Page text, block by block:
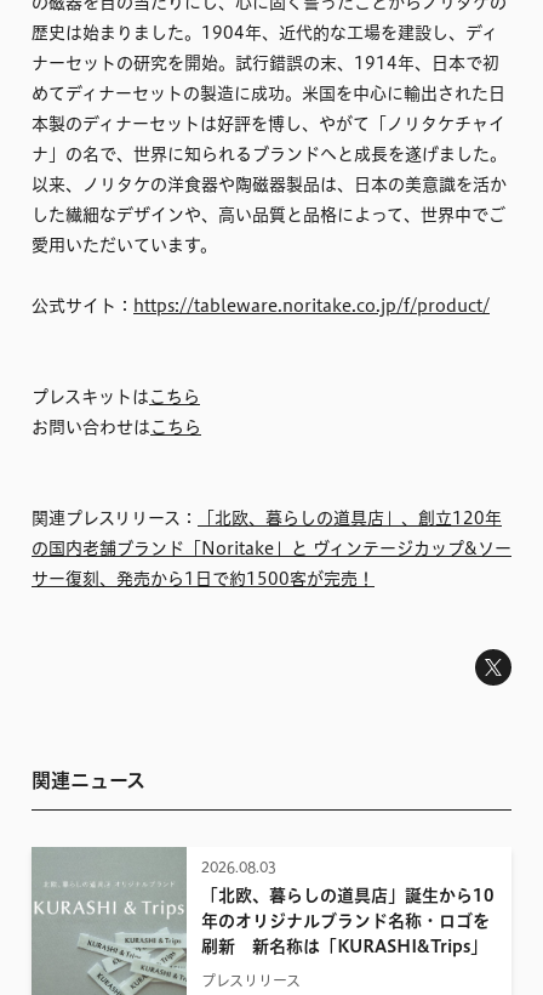
歴史は始まりました。1904年、近代的な工場を建設し、ディ
ナーセットの研究を開始。試行錯誤の末、1914年、日本で初
めてディナーセットの製造に成功。米国を中心に輸出された日
本製のディナーセットは好評を博し、やがて「ノリタケチャイ
ナ」の名で、世界に知られるブランドへと成長を遂げました。
以来、ノリタケの洋食器や陶磁器製品は、日本の美意識を活か
した繊細なデザインや、高い品質と品格によって、世界中でご
愛用いただいています。
公式サイト： https://tableware.noritake.co.jp/f/product/
プレスキットは こちら
お問い合わせは こちら
関連プレスリリース：
「北欧、暮らしの道具店」、創立120年
の国内老舗ブランド「Noritake」と ヴィンテージカップ&ソー
サー復刻、発売から1日で約1500客が完売！
関連ニュース
2026.08.03
「北欧、暮らしの道具店」誕生から10
年のオリジナルブランド名称・ロゴを
刷新 新名称は「KURASHI&Trips」
プレスリリース